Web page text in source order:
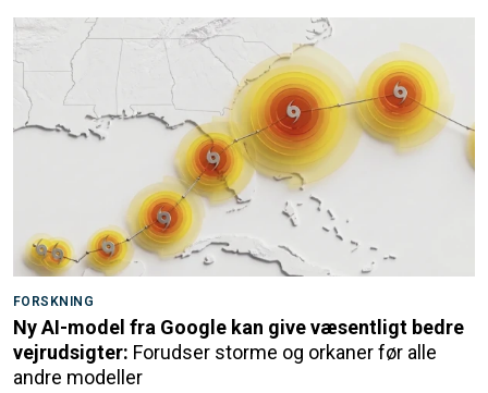
FORSKNING
Ny AI-model fra Google kan give væsentligt bedre
vejrudsigter: Forudser storme og orkaner før alle
andre modeller